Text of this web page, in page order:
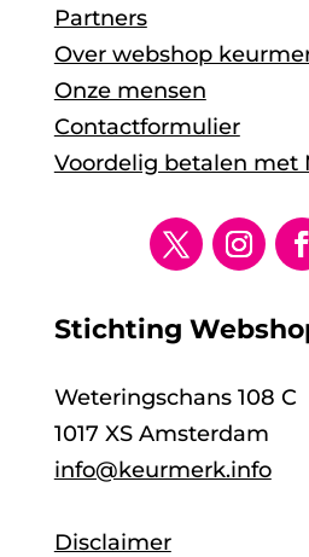
Partners
Over webshop
Onze mensen
Contactformulier
Voordelig betalen met
Stichting
Weteringschans 108 C
1017 XS Amsterdam
info@keurmerk.info
Disclaimer